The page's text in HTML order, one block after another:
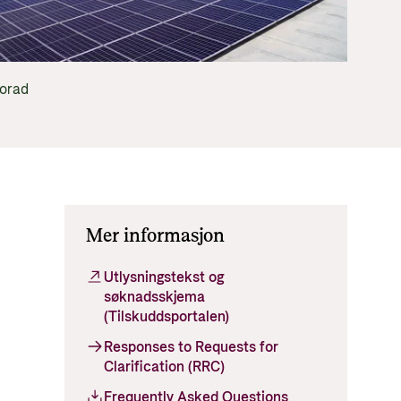
og økonomisk utvikling
Mer informasjon
Utlysningstekst og
søknadsskjema
(Tilskuddsportalen)
Responses to Requests for
Clarification (RRC)